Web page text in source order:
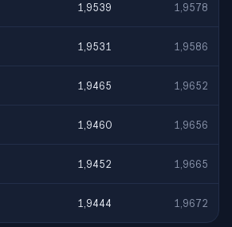
1,9539 1,9578
1,9531 1,9586
1,9465 1,9652
1,9460 1,9656
1,9452 1,9665
1,9444 1,9672